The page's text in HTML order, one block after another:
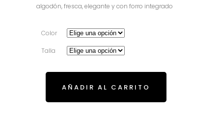
era:
es:
algodón, fresca, elegante y con forro integrado
Color
Talla
AÑADIR AL CARRITO